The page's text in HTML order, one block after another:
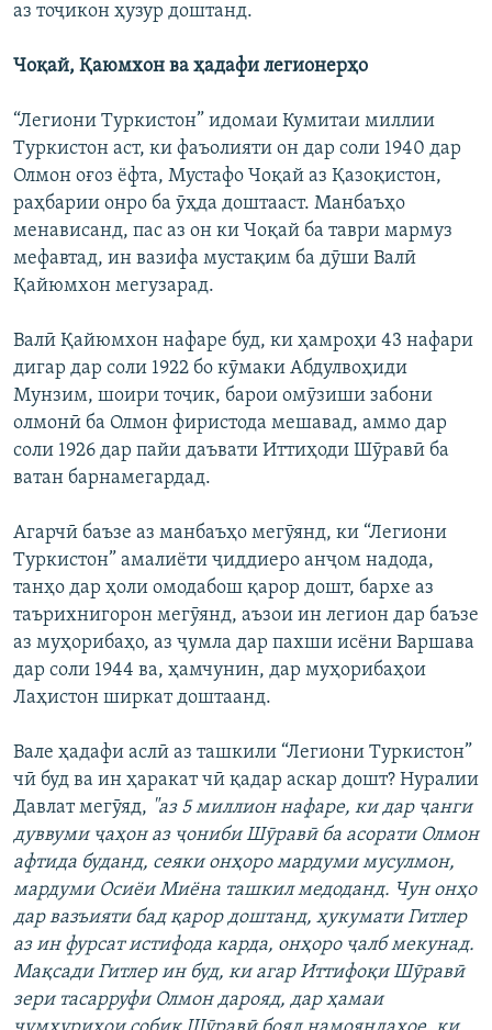
аз тоҷикон ҳузур доштанд.
Чоқай, Қаюмхон ва ҳадафи легионерҳо
“Легиони Туркистон” идомаи Кумитаи миллии
Туркистон аст, ки фаъолияти он дар соли 1940 дар
Олмон оғоз ёфта, Мустафо Чоқай аз Қазоқистон,
раҳбарии онро ба ӯҳда доштааст. Манбаъҳо
менависанд, пас аз он ки Чоқай ба таври мармуз
мефавтад, ин вазифа мустақим ба дӯши Валӣ
Қайюмхон мегузарад.
Валӣ Қайюмхон нафаре буд, ки ҳамроҳи 43 нафари
дигар дар соли 1922 бо кӯмаки Абдулвоҳиди
Мунзим, шоири тоҷик, барои омӯзиши забони
олмонӣ ба Олмон фиристода мешавад, аммо дар
соли 1926 дар пайи даъвати Иттиҳоди Шӯравӣ ба
ватан барнамегардад.
Агарчӣ баъзе аз манбаъҳо мегӯянд, ки “Легиони
Туркистон” амалиёти ҷиддиеро анҷом надода,
танҳо дар ҳоли омодабош қарор дошт, бархе аз
таърихнигорон мегӯянд, аъзои ин легион дар баъзе
аз муҳорибаҳо, аз ҷумла дар пахши исёни Варшава
дар соли 1944 ва, ҳамчунин, дар муҳорибаҳои
Лаҳистон ширкат доштаанд.
Вале ҳадафи аслӣ аз ташкили “Легиони Туркистон”
чӣ буд ва ин ҳаракат чӣ қадар аскар дошт? Нуралии
Давлат мегӯяд, "аз 5 миллион нафаре, ки дар ҷанги
дуввуми ҷаҳон аз ҷониби Шӯравӣ ба асорати Олмон
афтида буданд, сеяки онҳоро мардуми мусулмон,
мардуми Осиёи Миёна ташкил медоданд. Чун онҳо
дар вазъияти бад қарор доштанд, ҳукумати Гитлер
аз ин фурсат истифода карда, онҳоро ҷалб мекунад.
Мақсади Гитлер ин буд, ки агар Иттифоқи Шӯравӣ
зери тасарруфи Олмон дарояд, дар ҳамаи